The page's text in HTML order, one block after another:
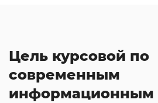
Цель курсовой по
современным
информационным